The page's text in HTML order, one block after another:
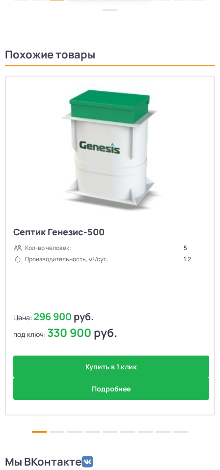
Похожие товары
Септик Генезис-500
Кол-во человек:
5
Производительность, м³/сут:
1.2
Цена: 296 900 руб.
под ключ: 330 900 руб.
Купить в 1 клик
Подробнее
Мы ВКонтакте